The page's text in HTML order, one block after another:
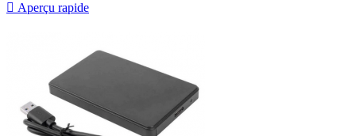
 Aperçu rapide